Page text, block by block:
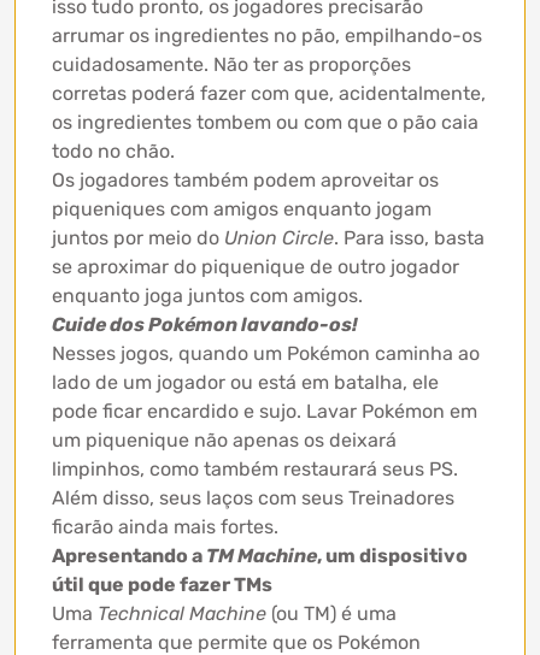
isso tudo pronto, os jogadores precisarão
arrumar os ingredientes no pão, empilhando-os
cuidadosamente. Não ter as proporções
corretas poderá fazer com que, acidentalmente,
os ingredientes tombem ou com que o pão caia
todo no chão.
Os jogadores também podem aproveitar os
piqueniques com amigos enquanto jogam
juntos por meio do Union Circle. Para isso, basta
se aproximar do piquenique de outro jogador
enquanto joga juntos com amigos.
Cuide dos Pokémon lavando-os!
Nesses jogos, quando um Pokémon caminha ao
lado de um jogador ou está em batalha, ele
pode ficar encardido e sujo. Lavar Pokémon em
um piquenique não apenas os deixará
limpinhos, como também restaurará seus PS.
Além disso, seus laços com seus Treinadores
ficarão ainda mais fortes.
Apresentando a TM Machine, um dispositivo
útil que pode fazer TMs
Uma Technical Machine (ou TM) é uma
ferramenta que permite que os Pokémon